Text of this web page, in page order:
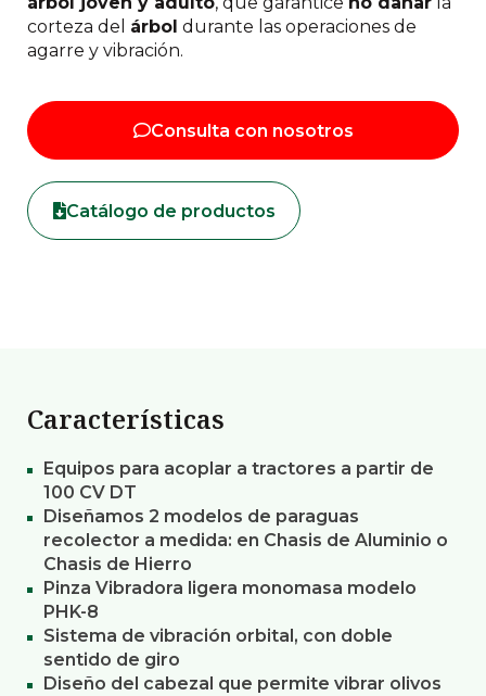
corteza del árbol durante las operaciones de
agarre y vibración.
Consulta con nosotros
Catálogo de productos
Características
Equipos para acoplar a tractores a partir de
100 CV DT
Diseñamos 2 modelos de paraguas
recolector a medida: en Chasis de Aluminio o
Chasis de Hierro
Pinza Vibradora ligera monomasa modelo
PHK-8
Sistema de vibración orbital, con doble
sentido de giro
Diseño del cabezal que permite vibrar olivos